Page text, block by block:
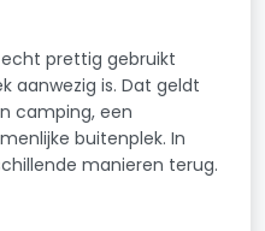
prettig gebruikt
aanwezig is. Dat geldt
camping, een
buitenplek. In
manieren terug.